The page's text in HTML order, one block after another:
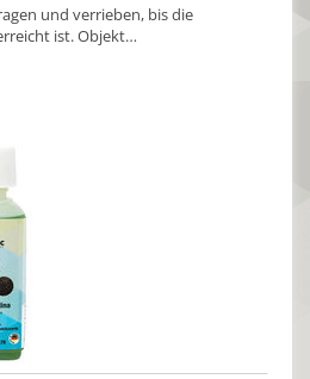
und verrieben, bis die
ist. Objekt…